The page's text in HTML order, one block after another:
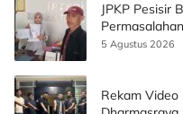
JPKP Pesisir
5 Agustus 2026
Rekam